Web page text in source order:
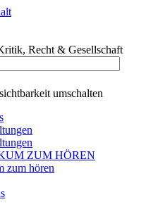
Recht & Gesellschaft
umschalten
ZUM HÖREN
zum hören